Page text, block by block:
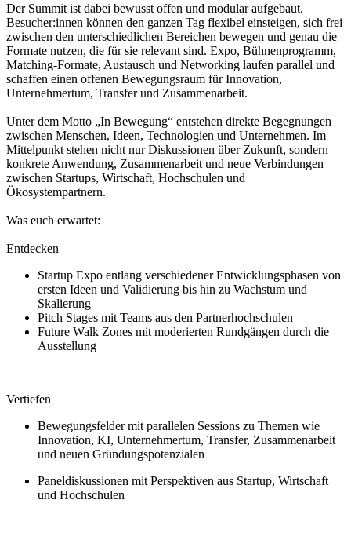
Der Summit ist dabei bewusst offen und modular aufgebaut.
Besucher:innen können den ganzen Tag flexibel einsteigen, sich frei
zwischen den unterschiedlichen Bereichen bewegen und genau die
Formate nutzen, die für sie relevant sind. Expo, Bühnenprogramm,
Matching-Formate, Austausch und Networking laufen parallel und
schaffen einen offenen Bewegungsraum für Innovation,
Unternehmertum, Transfer und Zusammenarbeit.
Unter dem Motto „In Bewegung“ entstehen direkte Begegnungen
zwischen Menschen, Ideen, Technologien und Unternehmen. Im
Mittelpunkt stehen nicht nur Diskussionen über Zukunft, sondern
konkrete Anwendung, Zusammenarbeit und neue Verbindungen
zwischen Startups, Wirtschaft, Hochschulen und
Ökosystempartnern.
Was euch erwartet:
Entdecken
Startup Expo entlang verschiedener Entwicklungsphasen von
ersten Ideen und Validierung bis hin zu Wachstum und
Skalierung
Pitch Stages mit Teams aus den Partnerhochschulen
Future Walk Zones mit moderierten Rundgängen durch die
Ausstellung
Vertiefen
Bewegungsfelder mit parallelen Sessions zu Themen wie
Innovation, KI, Unternehmertum, Transfer, Zusammenarbeit
und neuen Gründungspotenzialen
Paneldiskussionen mit Perspektiven aus Startup, Wirtschaft
und Hochschulen